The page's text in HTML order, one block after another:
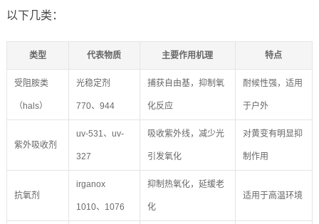
以下几类：
类型 代表物质 主要作用机理 特点
受阻胺类
（hals）
光稳定剂
770、944
捕获自由基，抑制氧
化反应
耐候性强，适用
于户外
紫外吸收剂
uv-531、uv-
327
吸收紫外线，减少光
引发氧化
对黄变有明显抑
制作用
抗氧剂
irganox
1010、1076
抑制热氧化，延缓老
化
适用于高温环境